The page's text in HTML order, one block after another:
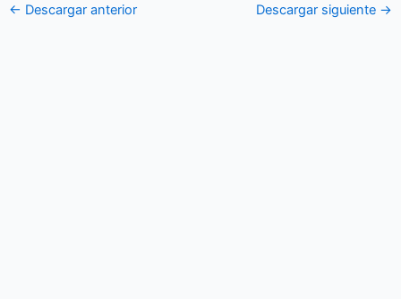
← Descargar anterior Descargar siguiente →